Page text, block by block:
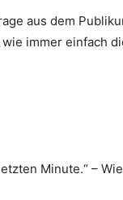
aus dem
immer einfach
Minute.“ –